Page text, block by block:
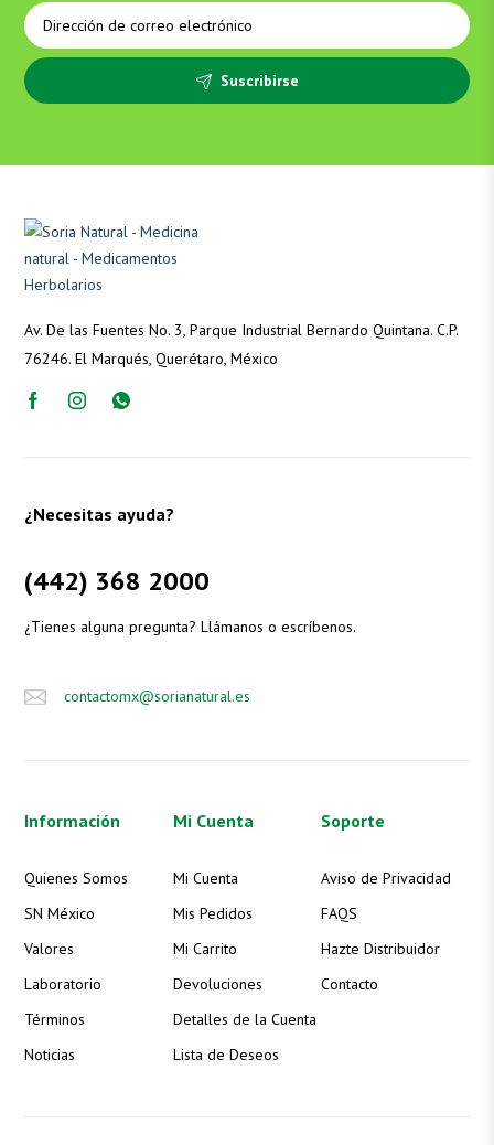
Suscribirse
Av. De las Fuentes No. 3, Parque Industrial Bernardo Quintana. C.P.
76246. El Marqués, Querétaro, México
¿Necesitas ayuda?
(442) 368 2000
¿Tienes alguna pregunta? Llámanos o escríbenos.
contactomx@sorianatural.es
Información
Quienes Somos
SN México
Valores
Laboratorio
Términos
Noticias
Mi Cuenta
Mi Cuenta
Mis Pedidos
Mi Carrito
Devoluciones
Detalles de la Cuenta
Lista de Deseos
Soporte
Aviso de Privacidad
FAQS
Hazte Distribuidor
Contacto
Soria Natural México
por solo $300.00!
Si tienes dudas sobre cómo funciona o
cómo puede ayudarte, estamos aquí